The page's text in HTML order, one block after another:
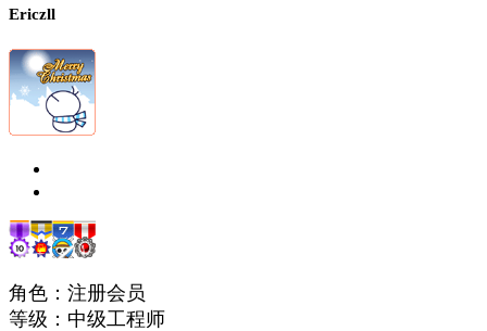
Ericzll
角色：注册会员
等级：中级工程师